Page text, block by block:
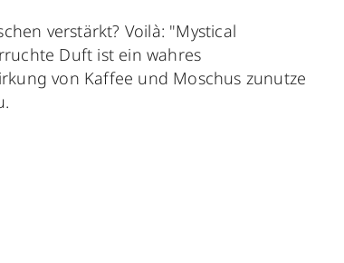
verstärkt? Voilà: "Mystical
Duft ist ein wahres
von Kaffee und Moschus zunutze